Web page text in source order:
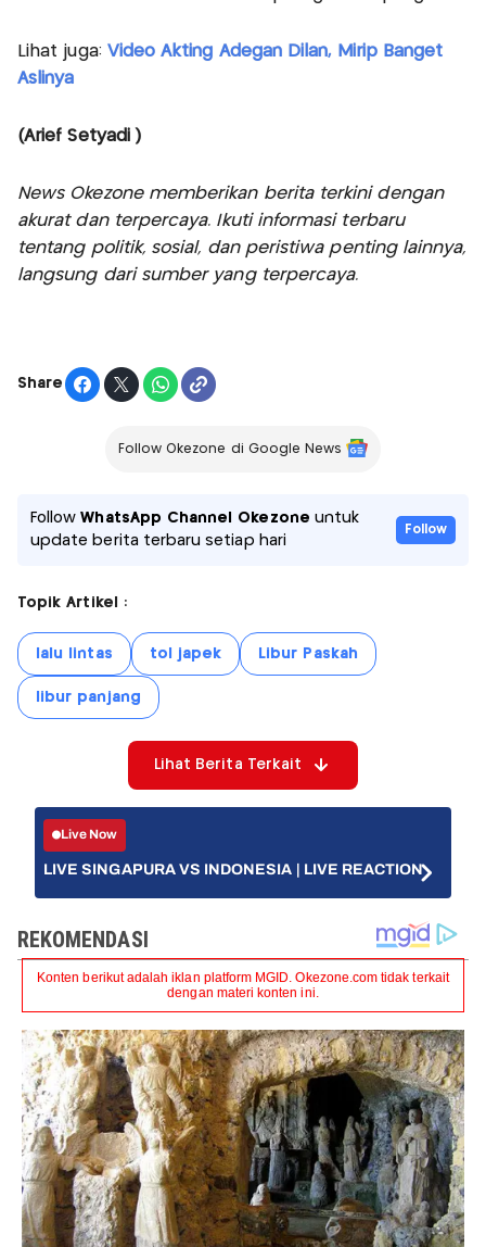
Lihat juga: Video Akting Adegan Dilan, Mirip Banget
Aslinya
(Arief Setyadi )
News Okezone memberikan berita terkini dengan
akurat dan terpercaya. Ikuti informasi terbaru
tentang politik, sosial, dan peristiwa penting lainnya,
langsung dari sumber yang terpercaya.
Share
Follow Okezone di Google News
FollowWhatsApp Channel Okezone untuk
update berita terbaru setiap hari
Follow
Topik Artikel :
lalu lintas tol japek Libur Paskah
libur panjang
Lihat Berita Terkait
Live Now
LIVE SINGAPURA VS INDONESIA | LIVE REACTION